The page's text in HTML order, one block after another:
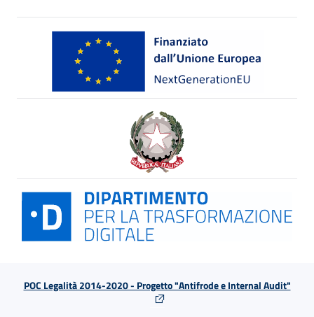
POC Legalità 2014-2020 - Progetto "Antifrode e Internal Audit"